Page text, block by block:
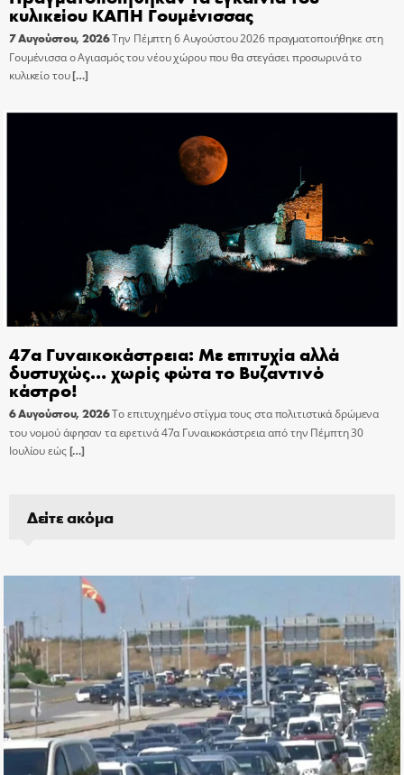
κυλικείου ΚΑΠΗ Γουμένισσας
7 Αυγούστου, 2026Την Πέμπτη 6 Αυγούστου 2026 πραγματοποιήθηκε στη
Γουμένισσα ο Αγιασμός του νέου χώρου που θα στεγάσει προσωρινά το
κυλικείο του[…]
47α Γυναικοκάστρεια: Με επιτυχία αλλά
δυστυχώς… χωρίς φώτα το Βυζαντινό
κάστρο!
6 Αυγούστου, 2026Το επιτυχημένο στίγμα τους στα πολιτιστικά δρώμενα
του νομού άφησαν τα εφετινά 47α Γυναικοκάστρεια από την Πέμπτη 30
Ιουλίου εώς[…]
Δείτε ακόμα